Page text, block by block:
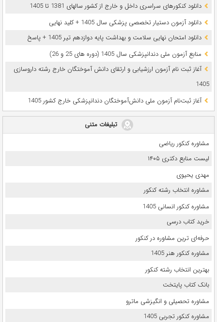
دانلود کنکورهای سراسری داخل و خارج از کشور سالهای 1381 تا 1405
دانلود آزمون دستیار تخصصی پزشکی سال 1405 + کلید نهایی
دانلود امتحان نهایی سلامت و بهداشت پایه دوازدهم تیر 1405 + پاسخ
ﻣﻨﺎﺑﻊ آزﻣﻮن ﻣﻠﯽ دندانپزشکی سال 1405 (دوره های 25 و 26)
آغاز ثبت نام آزمون‌ ارزشیابی و ارتقای دانش آموختگان خارج رشته داروسازی
1405
آغاز ثبت‌نام آزمون ملی دانش‌آموختگان دندانپزشکی خارج کشور 1405
تبلیغات متنی
مشاوره کنکور ریاضی
لیست منابع دکتری ۱۴۰۵
مهدی یحیوی
مشاوره انتخاب رشته کنکور
مشاوره کنکور انسانی 1405
خرید کتاب درسی
حرفه‌ای ترین مشاوره در کنکور
مشاوره کنکور هنر 1405
بهترین انتخاب رشته کنکور
بانک کتاب پایتخت
مشاوره تحصیلی و انگیزشی ماترو
مشاوره کنکور تجربی 1405